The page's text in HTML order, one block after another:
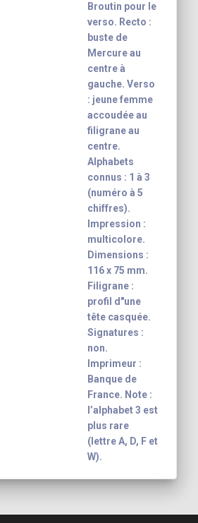
Broutin pour le
verso. Recto :
buste de
Mercure au
centre à
gauche. Verso
: jeune femme
accoudée au
filigrane au
centre.
Alphabets
connus : 1 à 3
(numéro à 5
chiffres).
Impression :
multicolore.
Dimensions :
116 x 75 mm.
Filigrane :
profil d"une
tête casquée.
Signatures :
non.
Imprimeur :
Banque de
France. Note :
l’alphabet 3 est
plus rare
(lettre A, D, F et
W).